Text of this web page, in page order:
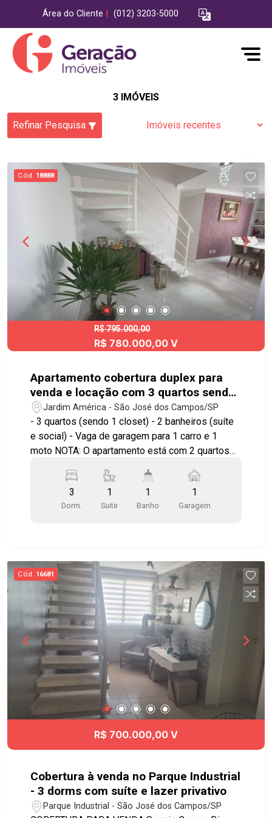
Área do Cliente (012) 3203-5000
3 IMÓVEIS
Refinar Pesquisa
Cód. 18888
R$ 795.000,00
R$ 780.000,00 V
Apartamento cobertura duplex para
venda e locação com 3 quartos sendo
1 suíte - 130 m² Jardim América
Jardim América - São José dos Campos/SP
- 3 quartos (sendo 1 closet) - 2 banheiros (suíte
e social) - Vaga de garagem para 1 carro e 1
moto NOTA: O apartamento está com 2 quartos
possuí: - Sala social/ tv - Cozinha mobiliada -
Lavanderia - Área gourmet com churrasqueira,
mesa de sinuca e terraço - Cobertura com vista
localização, no bairro Jardim América,
supermercados como Spani Atacadista e Assaí
Atacadista, além do Vale Sul Shopping, contando
com comércio completo nos arredores. Acesso
fácil à Avenida Andrômeda, ao Anel Viário e à
Rodovia Presidente Dutra, com conexões rápidas
para diversas regiões da cidade. Agende já sua
visita!! #imobiliaria #geraçãoimóveis
#aptovenda #aptovendaSJC #JardimAmerica
3
Dorm.
1
Suite
1
Banho
1
Garagem
Cód. 16681
R$ 700.000,00 V
Cobertura à venda no Parque Industrial
- 3 dorms com suíte e lazer privativo
Parque Industrial - São José dos Campos/SP